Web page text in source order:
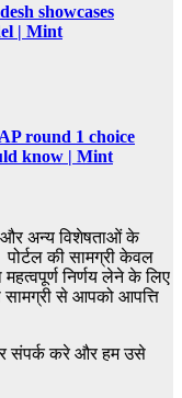
showcases
| Mint
round 1 choice
know | Mint
और अन्य विशेषताओं के
की सामग्री केवल
निर्णय लेने के लिए
सामग्री से आपको आपत्ति
संपर्क करे और हम उसे